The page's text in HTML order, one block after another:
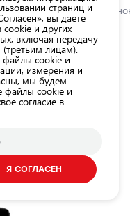
автомобильных фар
35W,
страниц и
вы даете
cookie и других
включая передачу
лицам).
файлы cookie и
измерения и
мы будем
файлы cookie и
согласие в
Я СОГЛАСЕН